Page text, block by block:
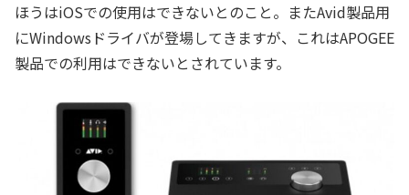
ほうはiOSでの使用はできないとのこと。またAvid製品用
にWindowsドライバが登場してきますが、これはAPOGEE
製品での利用はできないとされています。